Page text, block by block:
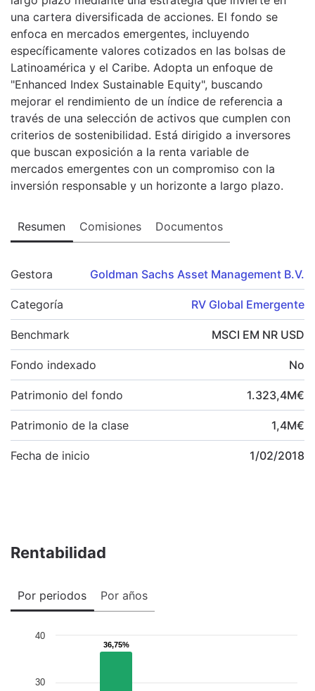
una cartera diversificada de acciones. El fondo se
enfoca en mercados emergentes, incluyendo
específicamente valores cotizados en las bolsas de
Latinoamérica y el Caribe. Adopta un enfoque de
"Enhanced Index Sustainable Equity", buscando
mejorar el rendimiento de un índice de referencia a
través de una selección de activos que cumplen con
criterios de sostenibilidad. Está dirigido a inversores
que buscan exposición a la renta variable de
mercados emergentes con un compromiso con la
inversión responsable y un horizonte a largo plazo.
Resumen Comisiones Documentos
Gestora Goldman Sachs Asset Management B.V.
Categoría RV Global Emergente
Benchmark MSCI EM NR USD
Fondo indexado No
Patrimonio del fondo 1.323,4M€
Patrimonio de la clase 1,4M€
Fecha de inicio 1/02/2018
Rentabilidad
Por periodos Por años
36,75%
36,75%
30
40